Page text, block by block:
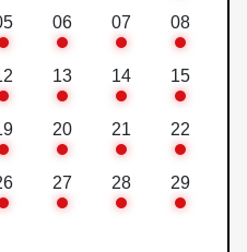
06 07 08
13 14 15
20 21 22
27 28 29